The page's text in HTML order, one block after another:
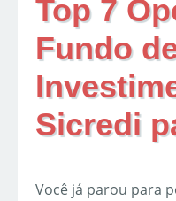
Top 7
Fundo
Sicredi
Você já parou para